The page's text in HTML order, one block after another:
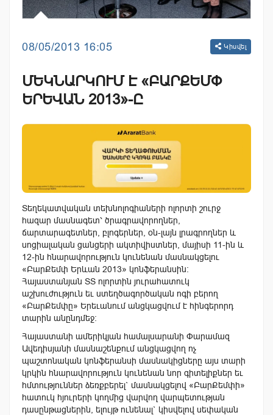
08/05/2013 16:05 Կիսվել
ՄԵԿՆԱՐԿՈՒՄ Է «ԲԱՐՔԵՄՓ
ԵՐԵՎԱՆ 2013»-Ը
Տեղեկատվական տեխնոլոգիաների ոլորտի շուրջ
հազար մասնագետ՝ ծրագրավորողներ,
ճարտարագետներ, բլոգերներ, օն-լայն լրագրողներ և
սոցիալական ցանցերի ակտիվիստներ, մայիսի 11-ին և
12-ին հնարավորություն կունենան մասնակցելու
«ԲարՔեմփ Երևան 2013» կոնֆերանսին։
Հայաստանյան ՏՏ ոլորտին յուրահատուկ
աշխուժություն եւ ստեղծագործական ոգի բերող
«ԲարՔեմփը» Երեւանում անցկացվում է հինգերորդ
տարին անընդմեջ։
Հայաստանի ամերիկյան համալսարանի Փարամազ
Ավեդիսյանի մասնաշենքում անցկացվող ոչ
պաշտոնական կոնֆերանսի մասնակիցները այս տարի
կրկին հնարավորություն կունենան նոր գիտելիքներ եւ
հմտություններ ձեռքբերել` մասնակցելով «ԲարՔեմփի»
հատուկ հյուրերի կողմից վարվող վարպետության
դասընթացներին, ելույթ ունենալ` կիսվելով սեփական